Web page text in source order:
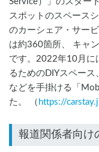
スポットのスペース
のカーシェア・サー
は約360箇所、 キャ
です。2022年10月に
るためのDIYスペー
などを手掛ける「
た。 （ https://
報道関係者向け